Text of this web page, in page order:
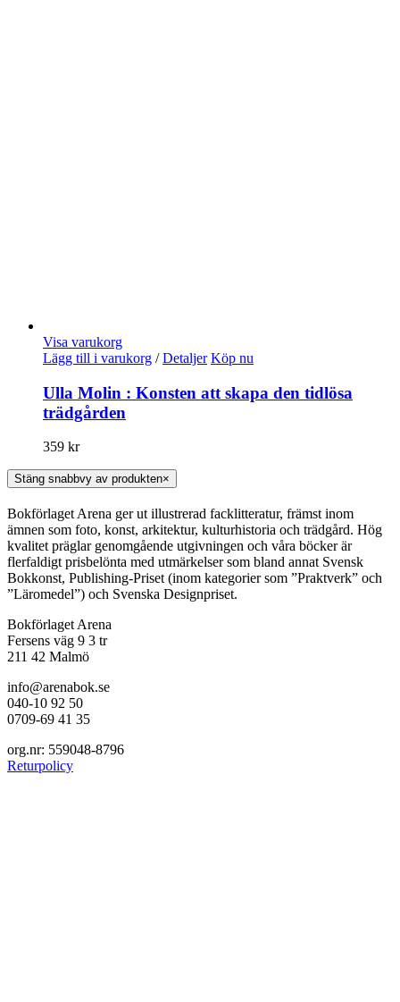
Visa varukorg
Lägg till i varukorg / Detaljer Köp nu
Ulla Molin : Konsten att skapa den tidlösa
trädgården
359 kr
Stäng snabbvy av produkten×
Bokförlaget Arena ger ut illustrerad facklitteratur, främst inom
ämnen som foto, konst, arkitektur, kulturhistoria och trädgård. Hög
kvalitet präglar genomgående utgivningen och våra böcker är
flerfaldigt prisbelönta med utmärkelser som bland annat Svensk
Bokkonst, Publishing-Priset (inom kategorier som ”Praktverk” och
”Läromedel”) och Svenska Designpriset.
Bokförlaget Arena
Fersens väg 9 3 tr
211 42 Malmö
info@arenabok.se
040-10 92 50
0709-69 41 35
org.nr: 559048-8796
Returpolicy